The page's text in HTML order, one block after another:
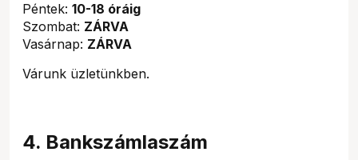
Péntek: 10-18 óráig
Szombat: ZÁRVA
Vasárnap: ZÁRVA
Várunk üzletünkben.
4. Bankszámlaszám